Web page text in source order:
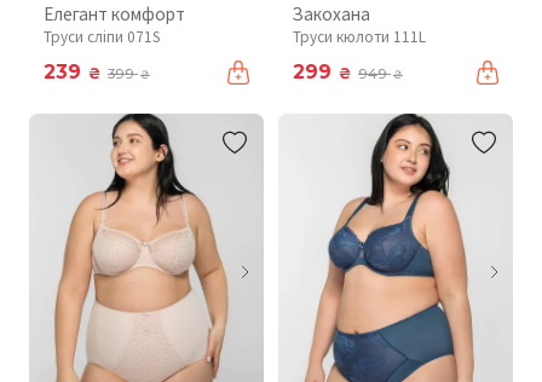
Елегант комфорт
Труси сліпи 071S
239 ₴ 399₴
Закохана
Труси кюлоти 111L
299 ₴ 949₴